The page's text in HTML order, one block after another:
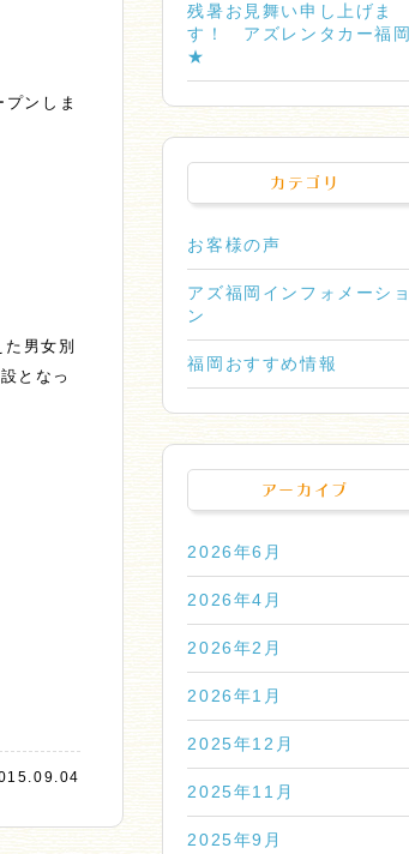
ンしま
男女別
となっ
残暑お見舞い申し上げま
す！ アズレンタカー福岡
★
カテゴリ
お客様の声
アズ福岡インフォメーショ
ン
福岡おすすめ情報
アーカイブ
2026年6月
2026年4月
2026年2月
2026年1月
2025年12月
2025年11月
2025年9月